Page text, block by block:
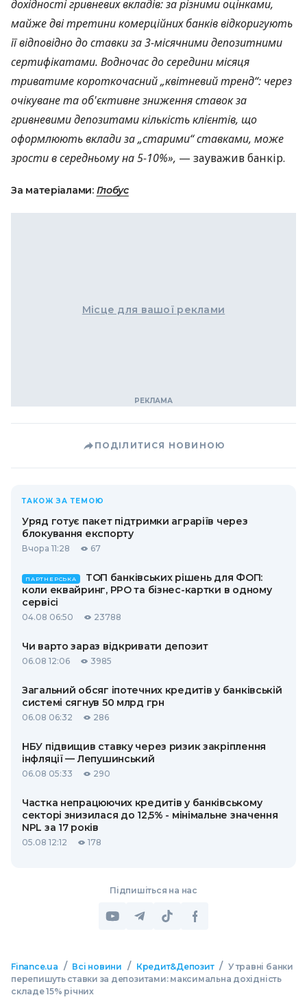
дохідності гривневих вкладів: за різними оцінками,
майже дві третини комерційних банків відкоригують
її відповідно до ставки за 3-місячними депозитними
сертифікатами. Водночас до середини місяця
триватиме короткочасний „квітневий тренд“: через
очікуване та об'єктивне зниження ставок за
гривневими депозитами кількість клієнтів, що
оформлюють вклади за „старими“ ставками, може
зрости в середньому на 5−10%», — зауважив банкір.
За матеріалами: Глобус
Місце для вашої реклами
ПОДІЛИТИСЯ НОВИНОЮ
ТАКОЖ ЗА ТЕМОЮ
Уряд готує пакет підтримки аграріїв через
блокування експорту
Вчора 11:28 67
ПАРТНЕРСЬКА
ТОП банківських рішень для ФОП:
коли еквайринг, РРО та бізнес-картки в одному
сервісі
04.08 06:50 23788
Чи варто зараз відкривати депозит
06.08 12:06 3985
Загальний обсяг іпотечних кредитів у банківській
системі сягнув 50 млрд грн
06.08 06:32 286
НБУ підвищив ставку через ризик закріплення
інфляції — Лепушинський
06.08 05:33 290
Частка непрацюючих кредитів у банківському
секторі знизилася до 12,5% - мінімальне значення
NPL за 17 років
05.08 12:12 178
Підпишіться на нас
Finance.ua / Всі новини / Кредит&Депозит / У травні банки
перепишуть ставки за депозитами: максимальна дохідність
складе 15% річних